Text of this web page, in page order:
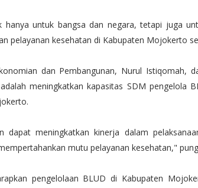
hanya untuk bangsa dan negara, tetapi juga
pelayanan kesehatan di Kabupaten Mojokerto
dan Pembangunan, Nurul Istiqomah,
meningkatkan kapasitas SDM pengelola
dapat meningkatkan kinerja dalam
mutu pelayanan kesehatan,"
pengelolaan BLUD di Kabupaten